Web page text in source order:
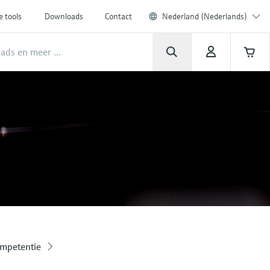
tools Downloads Contact Nederland (Nederlands)